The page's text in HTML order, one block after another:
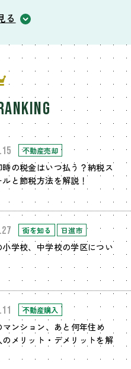
る
不動産売却
時の税金はいつ払う？納税ス
と節税方法を解説！
街を知る 日進市
小学校、中学校の学区につい
不動産購入
マンション、あと何年住め
のメリット・デメリットを解